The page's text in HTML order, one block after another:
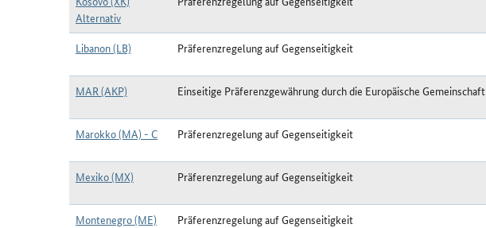
Alternativ
Libanon (LB) Präferenzregelung auf Gegenseitigkeit
MAR (AKP) Einseitige Präferenzgewährung durch die Europäische Gemeinschaft
Marokko (MA) - C Präferenzregelung auf Gegenseitigkeit
Mexiko (MX) Präferenzregelung auf Gegenseitigkeit
Montenegro (ME) Präferenzregelung auf Gegenseitigkeit